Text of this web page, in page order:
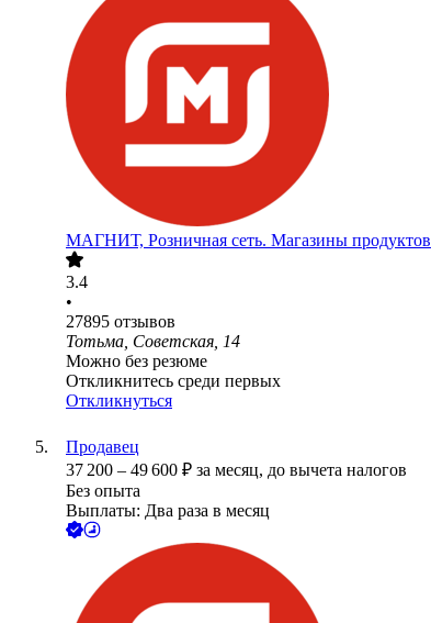
МАГНИТ, Розничная сеть. Магазины продуктов
3.4
•
27895 отзывов
Тотьма, Советская, 14
Можно без резюме
Откликнитесь среди первых
Откликнуться
Продавец
37 200 – 49 600 ₽ за месяц, до вычета налогов
Без опыта
Выплаты: Два раза в месяц